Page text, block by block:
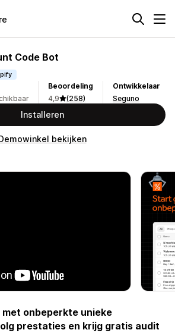
Code Bot
Beoordeling
4,9
(258)
Ontwikkelaar
Seguno
Installeren
bekijken
onbeperkte unieke
prestaties en krijg gratis audit